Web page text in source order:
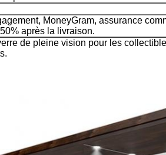
MoneyGram, assurance
après la livraison.
de pleine vision pour les